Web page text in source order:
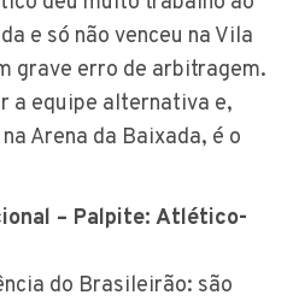
e só não venceu na Vila
grave erro de arbitragem.
a equipe alternativa e,
Arena da Baixada, é o
– Palpite: Atlético-
do Brasileirão: são